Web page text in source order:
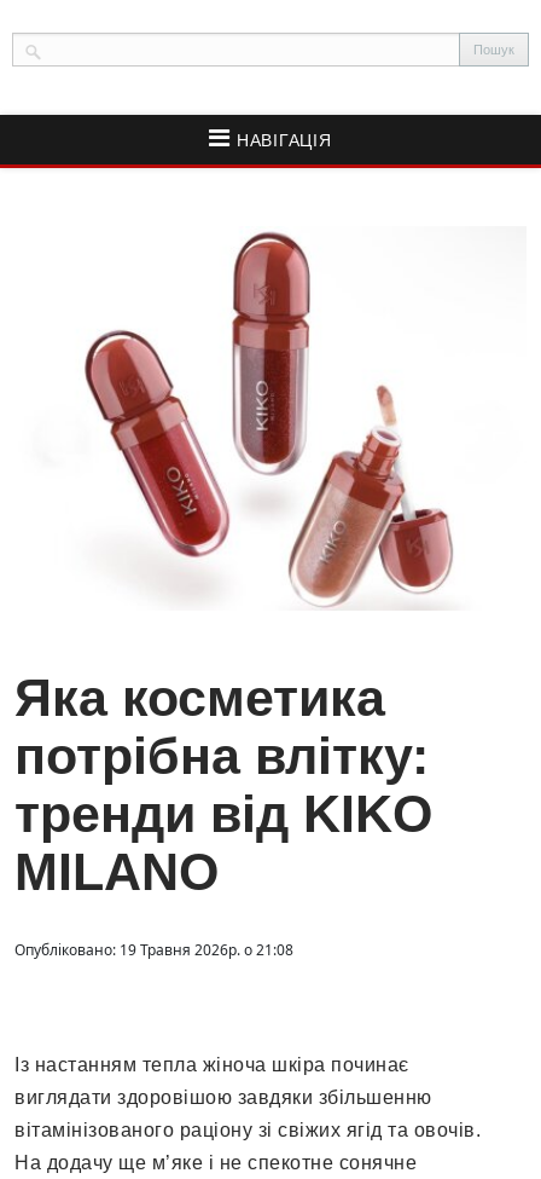
НАВІГАЦІЯ
Яка косметика
потрібна влітку:
тренди від KIKO
MILANO
Опубліковано: 19 Травня 2026р. о 21:08
Із настанням тепла жіноча шкіра починає
виглядати здоровішою завдяки збільшенню
вітамінізованого раціону зі свіжих ягід та овочів.
На додачу ще м’яке і не спекотне сонячне